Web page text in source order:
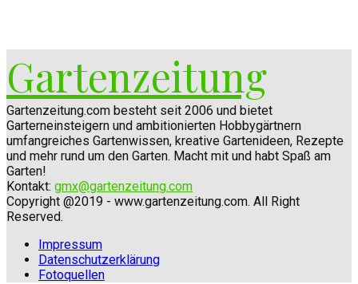
Gartenzeitung
Gartenzeitung.com besteht seit 2006 und bietet
Garterneinsteigern und ambitionierten Hobbygärtnern
umfangreiches Gartenwissen, kreative Gartenideen, Rezepte
und mehr rund um den Garten. Macht mit und habt Spaß am
Garten!
Kontakt: gmx@gartenzeitung.com
Copyright @2019 - www.gartenzeitung.com. All Right
Reserved.
Impressum
Datenschutzerklärung
Fotoquellen